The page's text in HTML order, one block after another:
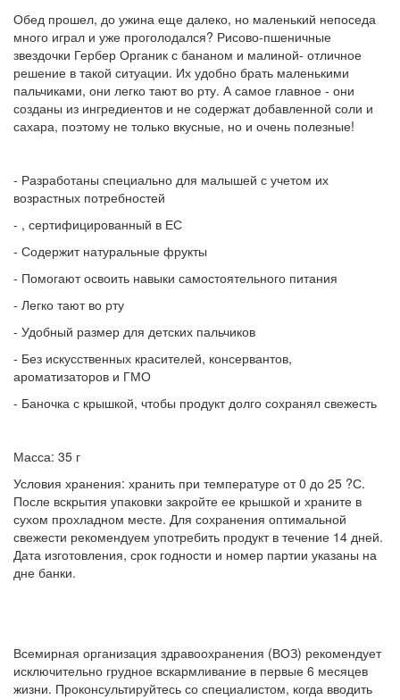
Обед прошел, до ужина еще далеко, но маленький непоседа
много играл и уже проголодался? Рисово-пшеничные
звездочки Гербер Органик с бананом и малиной- отличное
решение в такой ситуации. Их удобно брать маленькими
пальчиками, они легко тают во рту. А самое главное - они
созданы из ингредиентов и не содержат добавленной соли и
сахара, поэтому не только вкусные, но и очень полезные!
- Разработаны специально для малышей с учетом их
возрастных потребностей
- , сертифицированный в ЕС
- Содержит натуральные фрукты
- Помогают освоить навыки самостоятельного питания
- Легко тают во рту
- Удобный размер для детских пальчиков
- Без искусственных красителей, консервантов,
ароматизаторов и ГМО
- Баночка с крышкой, чтобы продукт долго сохранял свежесть
Масса: 35 г
Условия хранения: хранить при температуре от 0 до 25 ?С.
После вскрытия упаковки закройте ее крышкой и храните в
сухом прохладном месте. Для сохранения оптимальной
свежести рекомендуем употребить продукт в течение 14 дней.
Дата изготовления, срок годности и номер партии указаны на
дне банки.
Всемирная организация здравоохранения (ВОЗ) рекомендует
исключительно грудное вскармливание в первые 6 месяцев
жизни. Проконсультируйтесь со специалистом, когда вводить